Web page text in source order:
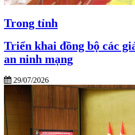
Trong tỉnh
Triển khai đồng bộ các
an ninh mạng
29/07/2026